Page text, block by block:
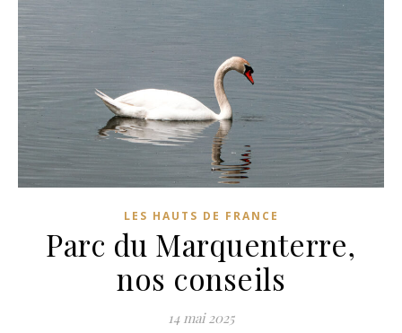
LES HAUTS DE FRANCE
Parc du Marquenterre,
nos conseils
14 mai 2025